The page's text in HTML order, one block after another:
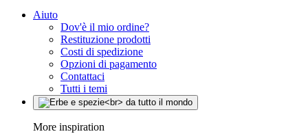
Aiuto
Dov'è il mio ordine?
Restituzione prodotti
Costi di spedizione
Opzioni di pagamento
Contattaci
Tutti i temi
More inspiration